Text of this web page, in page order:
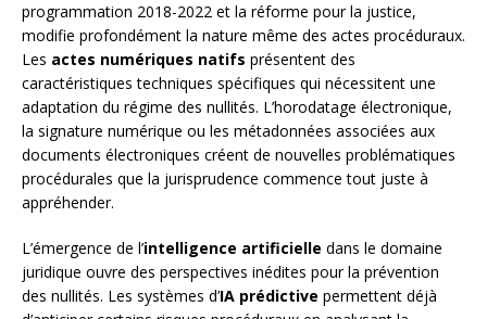
programmation 2018-2022 et la réforme pour la justice,
modifie profondément la nature même des actes procéduraux.
Les actes numériques natifs présentent des
caractéristiques techniques spécifiques qui nécessitent une
adaptation du régime des nullités. L’horodatage électronique,
la signature numérique ou les métadonnées associées aux
documents électroniques créent de nouvelles problématiques
procédurales que la jurisprudence commence tout juste à
appréhender.
L’émergence de l’intelligence artificielle dans le domaine
juridique ouvre des perspectives inédites pour la prévention
des nullités. Les systèmes d’IA prédictive permettent déjà